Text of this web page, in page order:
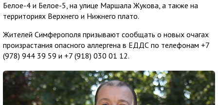
Белое-4 и Белое-5, на улице Маршала Жукова, а также на
территориях Верхнего и Нижнего плато.
Жителей Симферополя призывают сообщать о новых очагах
произрастания опасного аллергена в ЕДДС по телефонам +7
(978) 944 39 59 и +7 (918) 030 01 12.